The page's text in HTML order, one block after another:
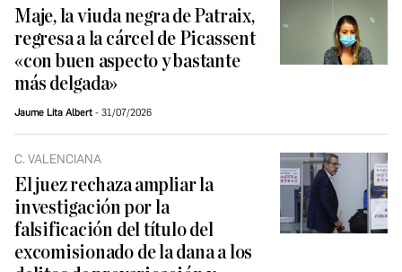
Maje, la viuda negra de Patraix,
regresa a la cárcel de Picassent
«con buen aspecto y bastante
más delgada»
Jaume Lita Albert 31/07/2026
C. VALENCIANA
El juez rechaza ampliar la
investigación por la
falsificación del título del
excomisionado de la dana a los